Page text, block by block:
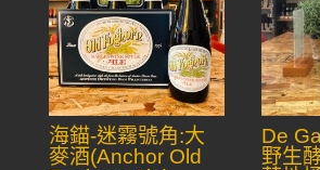
海錨-迷霧號角:大
麥酒(Anchor Old
De
野生